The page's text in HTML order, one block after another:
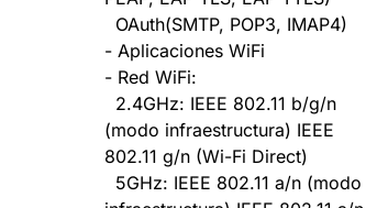
OAuth(SMTP, POP3, IMAP4)
- Aplicaciones WiFi
- Red WiFi:
2.4GHz: IEEE 802.11 b/g/n
(modo infraestructura) IEEE
802.11 g/n (Wi-Fi Direct)
5GHz: IEEE 802.11 a/n (modo